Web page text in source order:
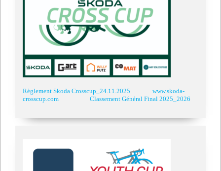
Règlement Skoda Crosscup_24.11.2025
www.skoda-
crosscup.com
Classement Général Final 2025_2026